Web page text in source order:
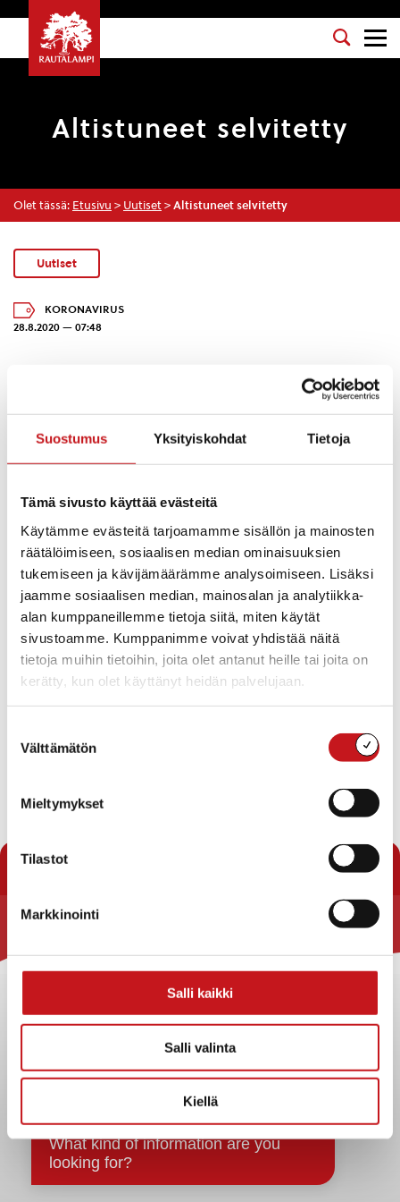
Suostumus Yksityiskohdat Tietoja
Tämä sivusto käyttää evästeitä
Käytämme evästeitä tarjoamamme sisällön ja mainosten
räätälöimiseen, sosiaalisen median ominaisuuksien
tukemiseen ja kävijämäärämme analysoimiseen. Lisäksi
jaamme sosiaalisen median, mainosalan ja analytiikka-
alan kumppaneillemme tietoja siitä, miten käytät
sivustoamme. Kumppanimme voivat yhdistää näitä
tietoja muihin tietoihin, joita olet antanut heille tai joita on
kerätty, kun olet käyttänyt heidän palvelujaan.
valinta
Välttämätön
Mieltymykset
Tilastot
Markkinointi
Salli kaikki
Salli valinta
Kiellä
Altistuneet selvitetty
Olet tässä: Etusivu > Uutiset > Altistuneet selvitetty
Uutiset
KORONAVIRUS
28.8.2020 — 07:48
kuntayhtymän alueella. Altistuneet on tavoitettu ja
asetettu karanteeniin sekä annettu seuranta- ja
Kuntayhtymä korostaa käsihygienian tärkeyttä sekä
liikkua vaan pysytellä kotioloissa normaalistikin.
Lasten testaamisesta koronavirustautiepäilyyn liittyen
on THL antanut uudet suositukset. Jos oirekuva on lievä
eikä taustalla ole selkeää koronavirusaltistusta tai
matkaa voi sairastaa kotona ilman testausta.Sisä-Savon
terveydenhuollon kuntayhtymä testaa ma-pe klo 8-14
Suonenjoen terveysaseman neuvolan päädyssä
ajanvarauksella. Päivystysaikana otamme vain
Alkuperäinen artikkeli Sisä-Savon terveydenhuollon
https://www.sisasavontk.fi/
Yhteystiedot
Strategiat, ohjelmat, ohjeet, suunnitelmat, säännöt ja
Asiakirjajulkisuuskuvaus
Saavutettavuusseloste
Tietosuoja
Tietosuojaselosteet